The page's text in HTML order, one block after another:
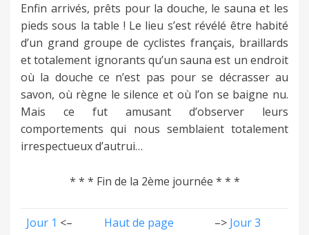
Enfin arrivés, prêts pour la douche, le sauna et les
pieds sous la table ! Le lieu s’est révélé être habité
d’un grand groupe de cyclistes français, braillards
et totalement ignorants qu’un sauna est un endroit
où la douche ce n’est pas pour se décrasser au
savon, où règne le silence et où l’on se baigne nu.
Mais ce fut amusant d’observer leurs
comportements qui nous semblaient totalement
irrespectueux d’autrui…
* * * Fin de la 2ème journée * * *
Jour 1 <– Haut de page –> Jour 3